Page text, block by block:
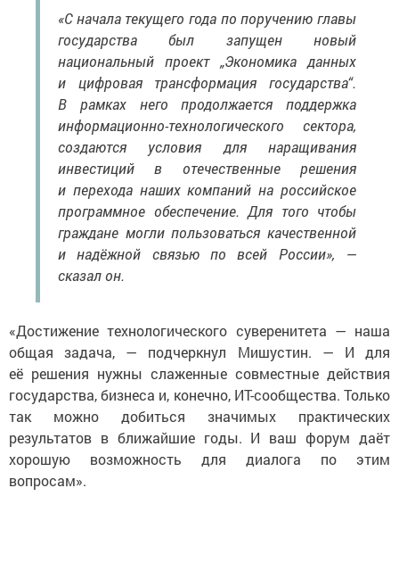
«С начала текущего года по поручению главы
государства был запущен новый
национальный проект „Экономика данных
и цифровая трансформация государства“.
В рамках него продолжается поддержка
информационно-технологического сектора,
создаются условия для наращивания
инвестиций в отечественные решения
и перехода наших компаний на российское
программное обеспечение. Для того чтобы
граждане могли пользоваться качественной
и надёжной связью по всей России», —
сказал он.
«Достижение технологического суверенитета — наша
общая задача, — подчеркнул Мишустин. — И для
её решения нужны слаженные совместные действия
государства, бизнеса и, конечно, ИТ-сообщества. Только
так можно добиться значимых практических
результатов в ближайшие годы. И ваш форум даёт
хорошую возможность для диалога по этим
вопросам».